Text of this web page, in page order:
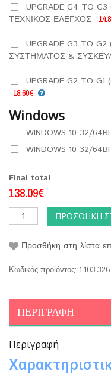
UPGRADE G4 TO
ΤΕΧΝΙΚΟΣ ΕΛΕΓΧΟΣ
UPGRADE G3 TO
ΣΥΣΤΗΜΑΤΟΣ &
UPGRADE G2 TO G1
18.60€
Windows
WINDOWS 10 32/
WINDOWS 10 32/
Final total
138.09€
ΠΡΟΣΘΉΚΗ
Προσθήκη στη λίστα
Κωδικός προϊόντος: 1.103.326
ΠΕΡΙΓΡΑΦΉ
Περιγραφή